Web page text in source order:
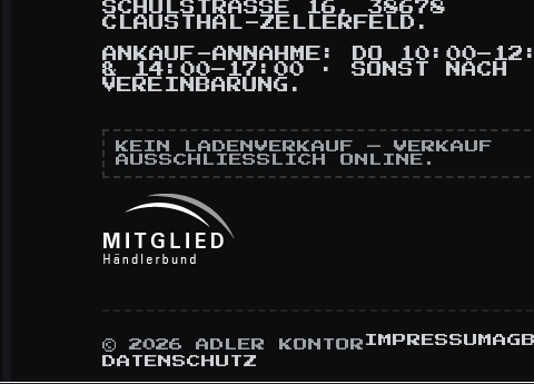
SCHULSTRASSE 16, 38678 C
LAUSTHAL-ZELLERFELD.
ANKAUF-ANNAHME: DO
& 14:00–17:00 · SONST NACH
VEREINBARUNG.
KEIN LADENVERKAUF — VERKAUF
AUSSCHLIESSLICH ONLINE.
© 2026 ADLER KONTOR IMPRESSUM AGB
DATENSCHUTZ